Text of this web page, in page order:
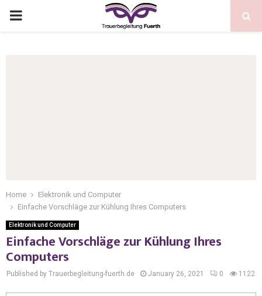
Home
Elektronik und Computer
Einfache Vorschläge zur Kühlung Ihres Computers
Elektronik und Computer
Einfache Vorschläge zur Kühlung Ihres
Computers
Published by Trauerbegleitung-fuerth.de January 26, 2021 0 1122